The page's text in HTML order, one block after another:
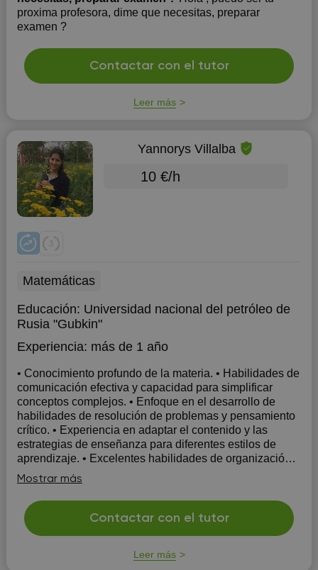
proxima profesora, dime que necesitas, preparar
examen ?
Contactar con el tutor
Leer más
Yannorys Villalba
10 €/h
Matemáticas
Educación: Universidad nacional del petróleo de
Rusia "Gubkin"
Experiencia: más de 1 año
• Conocimiento profundo de la materia. • Habilidades de
comunicación efectiva y capacidad para simplificar
conceptos complejos. • Enfoque en el desarrollo de
habilidades de resolución de problemas y pensamiento
crítico. • Experiencia en adaptar el contenido y las
estrategias de enseñanza para diferentes estilos de
aprendizaje. • Excelentes habilidades de organización y
seguimiento. • Pasión por ayudar a los estudiantes a
alcanzar su máximo potencial académico.
Mostrar más
Contactar con el tutor
Leer más